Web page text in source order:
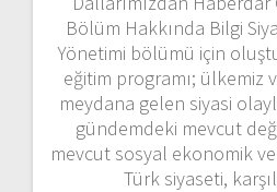
Bölüm Hakkında Bilgi
Yönetimi bölümü için
eğitim programı; ülkemiz
meydana gelen siyasi
gündemdeki mevcut
mevcut sosyal ekonomik
Türk siyaseti,